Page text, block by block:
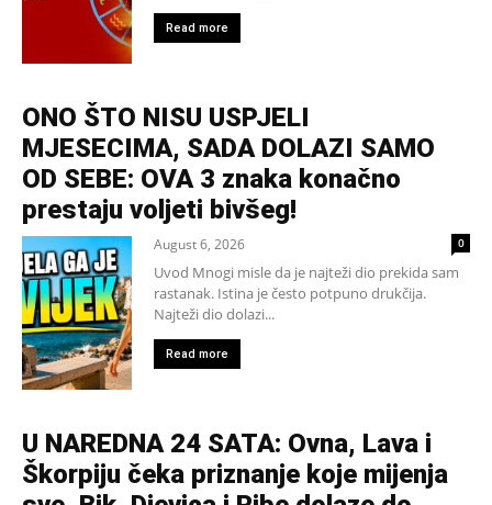
Read more
ONO ŠTO NISU USPJELI
MJESECIMA, SADA DOLAZI SAMO
OD SEBE: OVA 3 znaka konačno
prestaju voljeti bivšeg!
August 6, 2026 0
Uvod Mnogi misle da je najteži dio prekida sam
rastanak. Istina je često potpuno drukčija.
Najteži dio dolazi...
Read more
U NAREDNA 24 SATA: Ovna, Lava i
Škorpiju čeka priznanje koje mijenja